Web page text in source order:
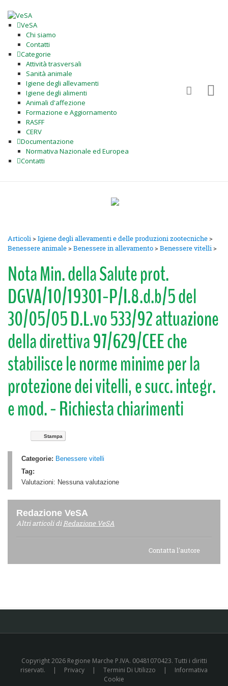
VeSA
Chi siamo
Contatti
Categorie
Attività trasversali
Sanità animale
Igiene degli allevamenti
Igiene degli alimenti
Animali d'affezione
Formazione e Aggiornamento
RASFF
CERV
Documentazione
Normativa Nazionale ed Europea
Contatti
Articoli>Igiene degli allevamenti e delle produzioni zootecniche>
Benessere animale>Benessere in allevamento>Benessere vitelli>
Nota Min. della Salute prot.
DGVA/10/19301-P/I.8.d.b/5 del
30/05/05 D.L.vo 533/92 attuazione
della direttiva 97/629/CEE che
stabilisce le norme minime per la
protezione dei vitelli, e succ. integr.
e mod. - Richiesta chiarimenti
Stampa
Categorie: Benessere vitelli
Tag:
Valutazioni: Nessuna valutazione
Redazione VeSA
Altri articoli diRedazione VeSA
Contatta l'autore
Copyright 2026 Regione Marche P.IVA. 00481070423. Tutti i diritti
riservati.
| Privacy | Termini Di Utilizzo |
Informativa
Cookie